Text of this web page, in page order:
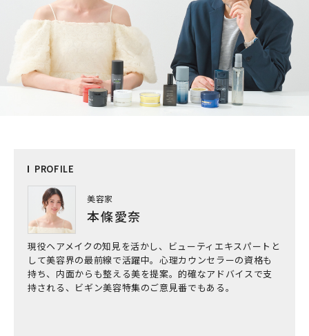
PROFILE
美容家
本條愛奈
現役ヘアメイクの知見を活かし、ビューティエキスパートと
して美容界の最前線で活躍中。心理カウンセラーの資格も
持ち、内面からも整える美を提案。的確なアドバイスで支
持される、ビギン美容特集のご意見番でもある。